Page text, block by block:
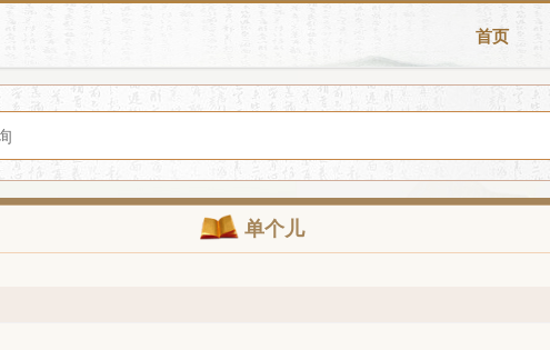
首页
单个儿